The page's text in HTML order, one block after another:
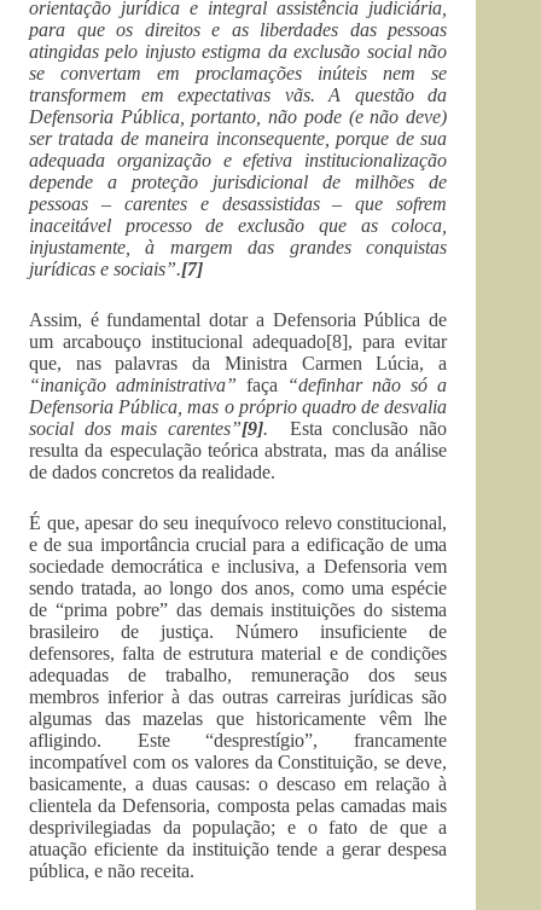
orientação jurídica e integral assistência judiciária,
para que os direitos e as liberdades das pessoas
atingidas pelo injusto estigma da exclusão social não
se convertam em proclamações inúteis nem se
transformem em expectativas vãs. A questão da
Defensoria Pública, portanto, não pode (e não deve)
ser tratada de maneira inconsequente, porque de sua
adequada organização e efetiva institucionalização
depende a proteção jurisdicional de milhões de
pessoas – carentes e desassistidas – que sofrem
inaceitável processo de exclusão que as coloca,
injustamente, à margem das grandes conquistas
jurídicas e sociais”.[7]
Assim, é fundamental dotar a Defensoria Pública de
um arcabouço institucional adequado[8], para evitar
que, nas palavras da Ministra Carmen Lúcia, a
“inanição administrativa”faça
“definhar não só a
Defensoria Pública, mas o próprio quadro de desvalia
social dos mais carentes”[9].
Esta conclusão não
resulta da especulação teórica abstrata, mas da análise
de dados concretos da realidade.
É que, apesar do seu inequívoco relevo constitucional,
e de sua importância crucial para a edificação de uma
sociedade democrática e inclusiva, a Defensoria vem
sendo tratada, ao longo dos anos, como uma espécie
de “prima pobre” das demais instituições do sistema
brasileiro de justiça. Número insuficiente de
defensores, falta de estrutura material e de condições
adequadas de trabalho, remuneração dos seus
membros inferior à das outras carreiras jurídicas são
algumas das mazelas que historicamente vêm lhe
afligindo. Este “desprestígio”, francamente
incompatível com os valores da Constituição, se deve,
basicamente, a duas causas: o descaso em relação à
clientela da Defensoria, composta pelas camadas mais
desprivilegiadas da população; e o fato de que a
atuação eficiente da instituição tende a gerar despesa
pública, e não receita.